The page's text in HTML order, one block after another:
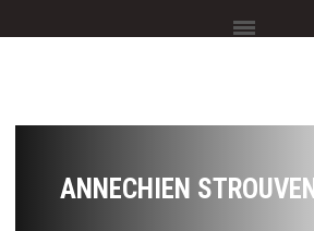
ANNECHIEN STROUVEN